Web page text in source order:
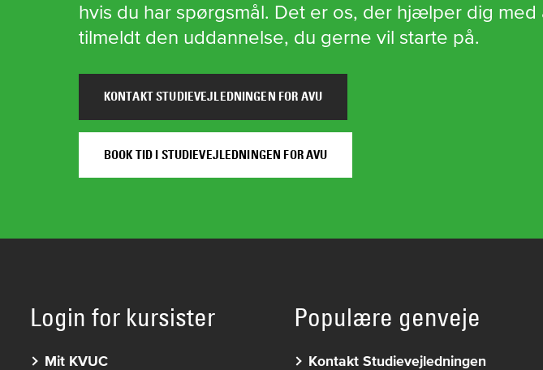
hvis du har spørgsmål. Det er os, der hjælper dig med
tilmeldt den uddannelse, du gerne vil starte på.
KONTAKT STUDIEVEJLEDNINGEN FOR AVU
BOOK TID I STUDIEVEJLEDNINGEN FOR AVU
Login for kursister
Mit KVUC
Populære genveje
Kontakt Studievejledningen